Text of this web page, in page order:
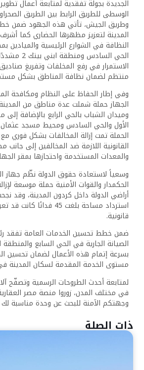
الجديدة بجولة تفقدية لمتابعة أعمال
الوسطى للطريق الرابط بين الطريق
وطريق الجيش، تأتي هذه الجهود ضمن
المدينة لتعزيز مظهرها الحضاري كما
النظافة في الشوارع الرئيسية والميادين
الحي السادس
الاستمرار في رفع المخلفات وتفريغ
منتظم لضمان نظافة المناطق بشكل
وفي إطار الحفاظ على النظام ومكافحة
الجهاز حملة شملت عدة مناطق من
وميدان الشباب بالحي الرابع بالإضافة
الأول والحي السادس ومحيط مسجد
الحملة تمت إزالة المخالفات بشكل فوري مع
القانونية اللازمة ضد المخالفين إلى جانب
والمعدات المستخدمة واحتجازها بمقر
وسعياً لاستعادة حقوق الدولة نظّم جهاز
الحكمدار والقوات الأمنية حملة موسعة
أراضي الدولة داخل كردون المدينة، وقد
استرداد مساحة بلغت 45
قانونية.
ضمن خطط تحسين الخدمات العامة تفقد
الصيانة الجارية في الحي السابع
بسرعة إتمام هذه الأعمال لضمان تحسين
مستوى الخدمة المقدمة لسكان المدينة
لمتابعة أحدث الطروحات الرسمية وتصفّح
في مختلف المدن، زوروا منصة مصر
وجهتكم الآمنة للبحث عن وحدة مناسبة لك
ذات الصلة